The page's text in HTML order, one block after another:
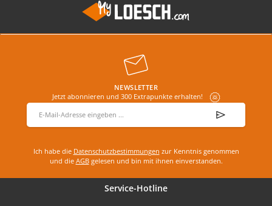
NEWSLETTER
Jetzt abonnieren und 300 Extrapunkte erhalten!
E-Mail-Adresse
Ich habe die Datenschutzbestimmungen zur Kenntnis genommen
und die AGBgelesen und bin mit ihnen einverstanden.
Service-Hotline